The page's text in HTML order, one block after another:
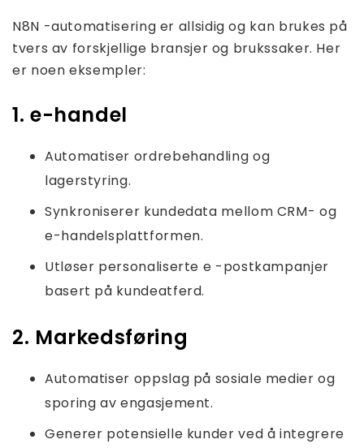
N8N -automatisering er allsidig og kan brukes på
tvers av forskjellige bransjer og brukssaker. Her
er noen eksempler:
1. e-handel
Automatiser ordrebehandling og
lagerstyring.
Synkroniserer kundedata mellom CRM- og
e-handelsplattformen.
Utløser personaliserte e -postkampanjer
basert på kundeatferd.
2. Markedsføring
Automatiser oppslag på sosiale medier og
sporing av engasjement.
Generer potensielle kunder ved å integrere